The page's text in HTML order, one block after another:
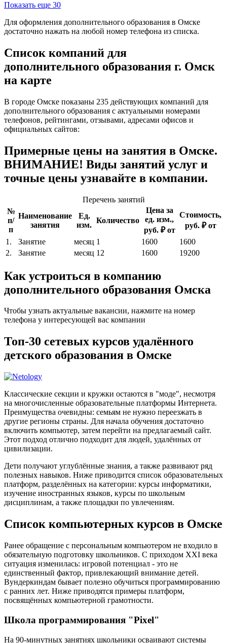
Показать еще 30
Для оформления дополнительного образования в Омске
достаточно нажать на любой номер телефона из списка.
Список компаний для
дополнительного образования г. Омск
на карте
В городе Омске показаны 235 действующих компаний для
дополнительного образования с актуальными номерами
телефонов, рейтингами, отзывами, адресами офисов и
официальных сайтов:
Примерные цены на занятия в Омске.
ВНИМАНИЕ! Виды занятий услуг и
точные цены узнавайте в компании.
Перечень занятий
№
п/
п
Наименование
занятия
Ед.
изм.
Количество
Цена за
ед. изм.,
руб. ₽ от
Стоимость,
руб. ₽ от
1.
Занятие месяц 1 1600
1600
2.
Занятие месяц 12 1600 19200
Как устроиться в компанию
дополнительного образования Омска
Чтобы узнать актуальные вакансии, нажмите на номер
телефона у интересующей вас компании
Топ-30 сетевых курсов удалённого
детского образования в Омске
Классические секции и кружки остаются в "моде", несмотря
на многочисленные образовательные платформы Интернета.
Преимущества очевидны: семьям не нужно переезжать в
другие регионы страны. Для начала обучения достаточно
включить компьютер, затем перейти на предлагаемый сайт.
Этот подход отлично подходит для людей, удалённых от
цивилизации.
Дети получают углублённые знания, а также развивают ряд
полезных навыков. Ниже приводится список образовательных
платформ, разделённых на категории: курсы информатики,
изучение иностранных языков, курсы по школьным
дисциплинам, а также площадки по увлечениям.
Список компьютерных курсов в Омске
Ранее обращение с персональным компьютером не входило в
обязательную подготовку школьников. С приходом XXI века
ситуация изменилась: игровой потенциал - это не
единственный фактор, привлекающий внимание детей.
Вундеркиндам бывает полезно обучиться программированию
с ранних лет. Ниже приводятся примеры платформ,
посвящённых компьютерной грамотности.
Школа программирования "Pixel"
На 90-минутных занятиях школьники осваивают системы